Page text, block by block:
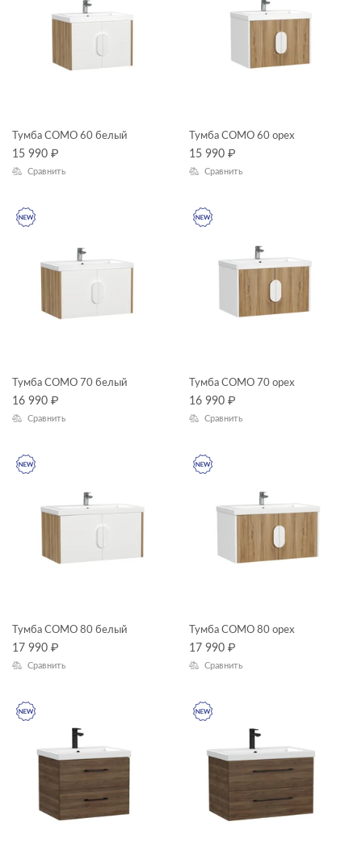
Тумба COMO 60 белый
15 990 ₽
Сравнить
Тумба COMO 60 орех
15 990 ₽
Сравнить
Тумба COMO 70 белый
16 990 ₽
Сравнить
Тумба COMO 70 орех
16 990 ₽
Сравнить
Тумба COMO 80 белый
17 990 ₽
Сравнить
Тумба COMO 80 орех
17 990 ₽
Сравнить